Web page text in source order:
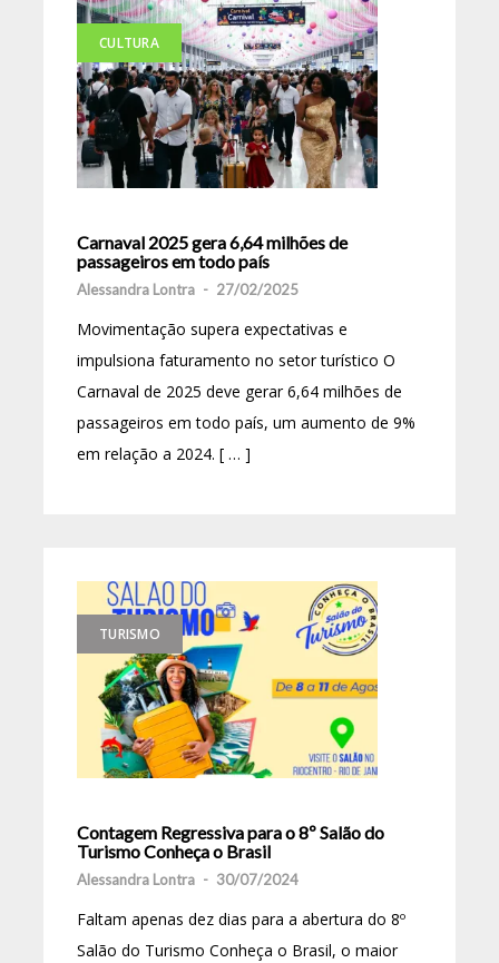
CULTURA
Carnaval 2025 gera 6,64 milhões de
passageiros em todo país
Alessandra Lontra - 27/02/2025
Movimentação supera expectativas e
impulsiona faturamento no setor turístico O
Carnaval de 2025 deve gerar 6,64 milhões de
passageiros em todo país, um aumento de 9%
em relação a 2024. [ … ]
TURISMO
Contagem Regressiva para o 8º Salão do
Turismo Conheça o Brasil
Alessandra Lontra - 30/07/2024
Faltam apenas dez dias para a abertura do 8º
Salão do Turismo Conheça o Brasil, o maior